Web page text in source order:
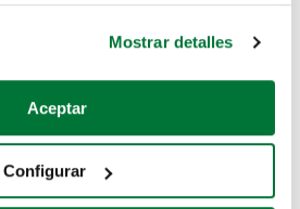
quisiéramos:
sobre su ubicación geográfica
analizándolo activamente
Mostrar detalles
Aceptar
Configurar